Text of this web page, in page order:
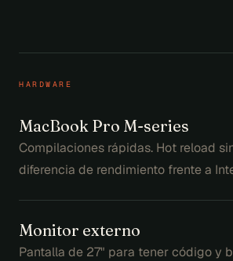
HARDWARE
MacBook Pro M-series
Compilaciones rápidas. Hot reload
diferencia de rendimiento frente a
Monitor externo
Pantalla de 27" para tener código y